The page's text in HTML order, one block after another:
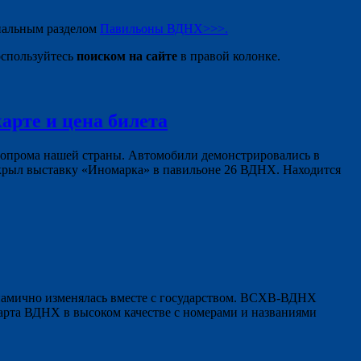
разделом Павильоны ВДНХ>>>.
поиском на сайте в правой колонке.
и цена билета
нашей страны. Автомобили демонстрировались в
выставку «Иномарка» в павильоне 26 ВДНХ. Находится
изменялась вместе с государством. ВСХВ-ВДНХ
ВДНХ в высоком качестве с номерами и названиями